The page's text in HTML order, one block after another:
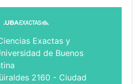
Exactas y
de Buenos
2160 - Ciudad